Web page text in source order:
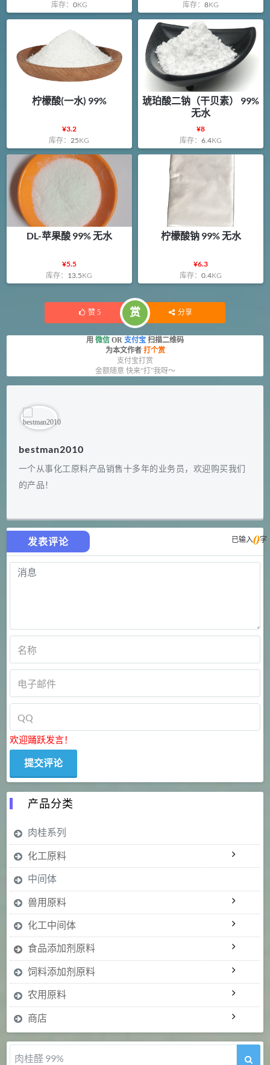
库存： 0KG 库存：8KG
柠檬酸(一水) 99%
¥3.2
库存： 25KG
琥珀酸二钠（干贝素） 99%
无水
¥8
库存：6.4KG
DL-苹果酸 99% 无水
¥5.5
库存： 13.5KG
柠檬酸钠 99% 无水
¥6.3
库存：0.4KG
赞 5 赏 分享
用 微信 OR 支付宝 扫描二维码
为本文作者 打个赏
支付宝打赏
金额随意 快来“打”我呀～
bestman2010
一个从事化工原料产品销售十多年的业务员，欢迎购买我们
的产品！
发表评论 已输入0字
欢迎踊跃发言！
产品分类
肉桂系列
化工原料
中间体
兽用原料
化工中间体
食品添加剂原料
饲料添加剂原料
农用原料
商店
肉桂醛 99%